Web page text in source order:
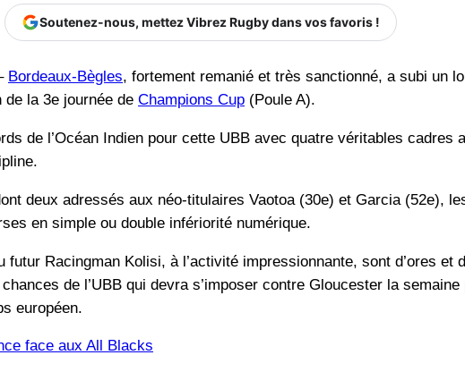
Soutenez-nous, mettez Vibrez Rugby dans vos favoris !
Bordeaux-Bègles, fortement remanié et très sanctionné, a subi un
de la 3e journée de Champions Cup (Poule A).
de l’Océan Indien pour cette UBB avec quatre véritables cadres
deux adressés aux néo-titulaires Vaotoa (30e) et Garcia (52e),
en simple ou double infériorité numérique.
Racingman Kolisi, à l’activité impressionnante, sont d’ores et
de l’UBB qui devra s’imposer contre Gloucester la
européen.
face aux All Blacks